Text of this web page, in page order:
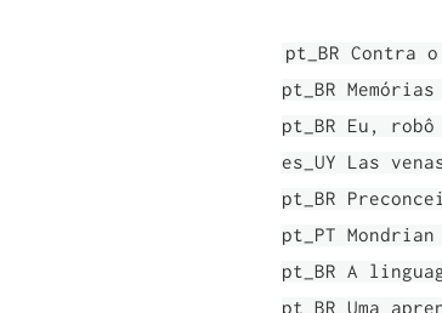
pt_BR Contra
pt_BR
pt_BR Eu,
es_UY Las
pt_BR
pt_PT
pt_BR A
pt_BR Uma